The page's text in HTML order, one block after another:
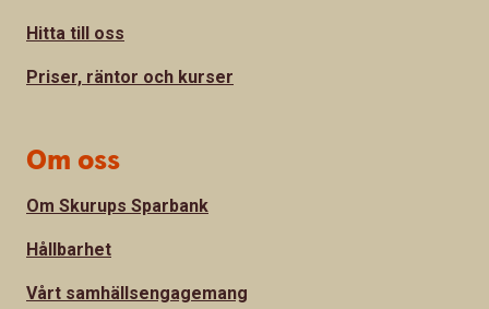
Hitta till oss
Priser, räntor och kurser
Om oss
Om Skurups Sparbank
Hållbarhet
Vårt samhällsengagemang